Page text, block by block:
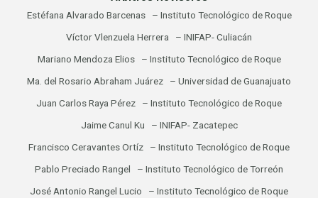
Estéfana Alvarado Barcenas – Instituto Tecnológico de Roque
Víctor Vlenzuela Herrera – INIFAP- Culiacán
Mariano Mendoza Elios – Instituto Tecnológico de Roque
Ma. del Rosario Abraham Juárez – Universidad de Guanajuato
Juan Carlos Raya Pérez – Instituto Tecnológico de Roque
Jaime Canul Ku – INIFAP- Zacatepec
Francisco Ceravantes Ortíz – Instituto Tecnológico de Roque
Pablo Preciado Rangel – Instituto Tecnológico de Torreón
José Antonio Rangel Lucio – Instituto Tecnológico de Roque